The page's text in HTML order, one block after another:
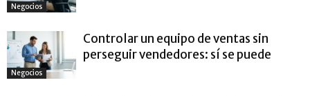
Negocios
Negocios
Controlar un equipo de ventas sin
perseguir vendedores: sí se puede